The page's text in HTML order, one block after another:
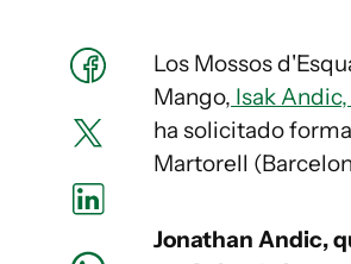
Los Mossos
Mango, Isak
ha solicitado
Martorell
Jonathan Andic,